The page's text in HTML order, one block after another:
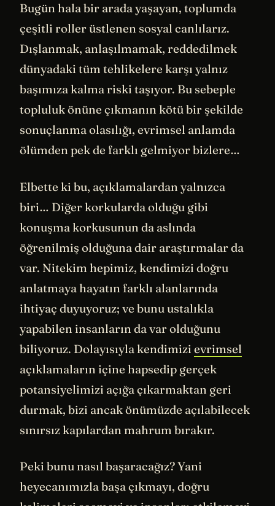
Bugün hala bir arada yaşayan, toplumda
çeşitli roller üstlenen sosyal canlılarız.
Dışlanmak, anlaşılmamak, reddedilmek
dünyadaki tüm tehlikelere karşı yalnız
başımıza kalma riski taşıyor. Bu sebeple
topluluk önüne çıkmanın kötü bir şekilde
sonuçlanma olasılığı, evrimsel anlamda
ölümden pek de farklı gelmiyor bizlere…
Elbette ki bu, açıklamalardan yalnızca
biri… Diğer korkularda olduğu gibi
konuşma korkusunun da aslında
öğrenilmiş olduğuna dair araştırmalar da
var. Nitekim hepimiz, kendimizi doğru
anlatmaya hayatın farklı alanlarında
ihtiyaç duyuyoruz; ve bunu ustalıkla
yapabilen insanların da var olduğunu
biliyoruz. Dolayısıyla kendimizi evrimsel
açıklamaların içine hapsedip gerçek
potansiyelimizi açığa çıkarmaktan geri
durmak, bizi ancak önümüzde açılabilecek
sınırsız kapılardan mahrum bırakır.
Peki bunu nasıl başaracağız? Yani
heyecanımızla başa çıkmayı, doğru